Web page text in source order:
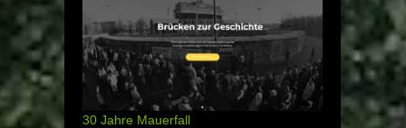
30 Jahre Mauerfall